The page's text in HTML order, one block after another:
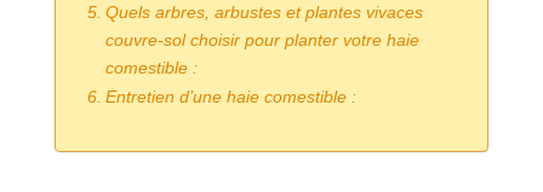
Quels arbres, arbustes et plantes vivaces
couvre-sol choisir pour planter votre haie
comestible :
Entretien d’une haie comestible :